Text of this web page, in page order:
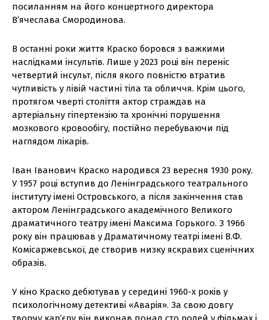
посиланням на його концертного директора
В’ячеслава Смородинова.
В останні роки життя Краско боровся з важкими
наслідками інсультів. Лише у 2023 році він переніс
четвертий інсульт, після якого повністю втратив
чутливість у лівій частині тіла та обличчя. Крім цього,
протягом чверті століття актор страждав на
артеріальну гіпертензію та хронічні порушення
мозкового кровообігу, постійно перебуваючи під
наглядом лікарів.
Іван Іванович Краско народився 23 вересня 1930 року.
У 1957 році вступив до Ленінградського театрального
інституту імені Островського, а після закінчення став
актором Ленінградського академічного Великого
драматичного театру імені Максима Горького. З 1966
року він працював у Драматичному театрі імені В.Ф.
Комісаржевської, де створив низку яскравих сценічних
образів.
У кіно Краско дебютував у середині 1960-х років у
психологічному детективі «Аварія». За свою довгу